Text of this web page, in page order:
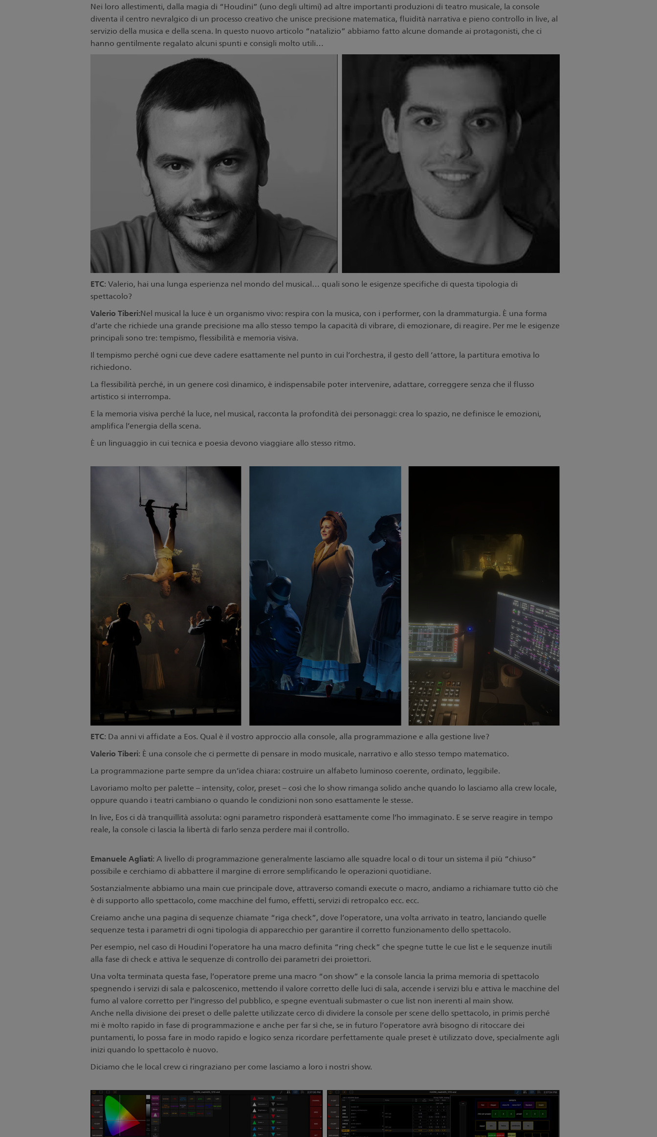
Nei loro allestimenti, dalla magia di “Houdini” (uno degli ultimi) ad altre importanti produzioni di teatro musicale, la console
diventa il centro nevralgico di un processo creativo che unisce precisione matematica, fluidità narrativa e pieno controllo in live, al
servizio della musica e della scena. In questo nuovo articolo “natalizio” abbiamo fatto alcune domande ai protagonisti, che ci
hanno gentilmente regalato alcuni spunti e consigli molto utili…
ETC: Valerio, hai una lunga esperienza nel mondo del musical… quali sono le esigenze specifiche di questa tipologia di
spettacolo?
Valerio Tiberi:Nel musical la luce è un organismo vivo: respira con la musica, con i performer, con la drammaturgia. È una forma
d’arte che richiede una grande precisione ma allo stesso tempo la capacità di vibrare, di emozionare, di reagire. Per me le esigenze
principali sono tre: tempismo, flessibilità e memoria visiva.
Il tempismo perché ogni cue deve cadere esattamente nel punto in cui l’orchestra, il gesto dell ’attore, la partitura emotiva lo
richiedono.
La flessibilità perché, in un genere così dinamico, è indispensabile poter intervenire, adattare, correggere senza che il flusso
artistico si interrompa.
E la memoria visiva perché la luce, nel musical, racconta la profondità dei personaggi: crea lo spazio, ne definisce le emozioni,
amplifica l’energia della scena.
È un linguaggio in cui tecnica e poesia devono viaggiare allo stesso ritmo.
ETC: Da anni vi affidate a Eos. Qual è il vostro approccio alla console, alla programmazione e alla gestione live?
Valerio Tiberi: È una console che ci permette di pensare in modo musicale, narrativo e allo stesso tempo matematico.
La programmazione parte sempre da un’idea chiara: costruire un alfabeto luminoso coerente, ordinato, leggibile.
Lavoriamo molto per palette – intensity, color, preset – così che lo show rimanga solido anche quando lo lasciamo alla crew locale,
oppure quando i teatri cambiano o quando le condizioni non sono esattamente le stesse.
In live, Eos ci dà tranquillità assoluta: ogni parametro risponderà esattamente come l’ho immaginato. E se serve reagire in tempo
reale, la console ci lascia la libertà di farlo senza perdere mai il controllo.
Emanuele Agliati: A livello di programmazione generalmente lasciamo alle squadre local o di tour un sistema il più “chiuso”
possibile e cerchiamo di abbattere il margine di errore semplificando le operazioni quotidiane.
Sostanzialmente abbiamo una main cue principale dove, attraverso comandi execute o macro, andiamo a richiamare tutto ciò che
è di supporto allo spettacolo, come macchine del fumo, effetti, servizi di retropalco ecc. ecc.
Creiamo anche una pagina di sequenze chiamate “riga check”, dove l’operatore, una volta arrivato in teatro, lanciando quelle
sequenze testa i parametri di ogni tipologia di apparecchio per garantire il corretto funzionamento dello spettacolo.
Per esempio, nel caso di Houdini l’operatore ha una macro definita “ring check” che spegne tutte le cue list e le sequenze inutili
alla fase di check e attiva le sequenze di controllo dei parametri dei proiettori.
Una volta terminata questa fase, l’operatore preme una macro “on show” e la console lancia la prima memoria di spettacolo
spegnendo i servizi di sala e palcoscenico, mettendo il valore corretto delle luci di sala, accende i servizi blu e attiva le macchine del
fumo al valore corretto per l’ingresso del pubblico, e spegne eventuali submaster o cue list non inerenti al main show.
Anche nella divisione dei preset o delle palette utilizzate cerco di dividere la console per scene dello spettacolo, in primis perché
mi è molto rapido in fase di programmazione e anche per far sì che, se in futuro l’operatore avrà bisogno di ritoccare dei
puntamenti, lo possa fare in modo rapido e logico senza ricordare perfettamente quale preset è utilizzato dove, specialmente agli
inizi quando lo spettacolo è nuovo.
Diciamo che le local crew ci ringraziano per come lasciamo a loro i nostri show.